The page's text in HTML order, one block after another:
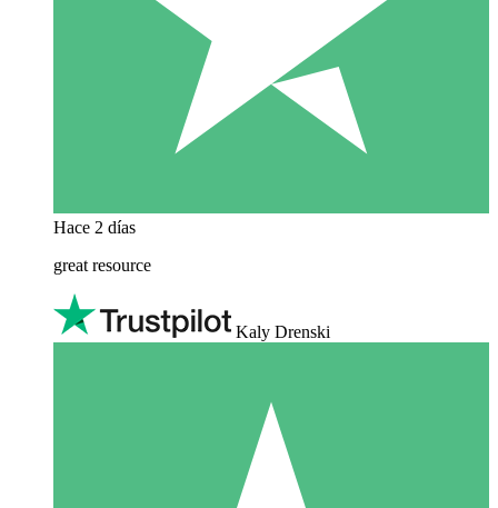
Hace 2 días
great resource
Kaly Drenski